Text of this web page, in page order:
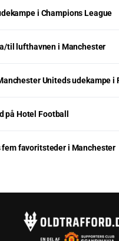
i Champions League
til lufthavnen i Manchester
Uniteds udekampe i
på Hotel Football
fem favoritsteder i Manchester